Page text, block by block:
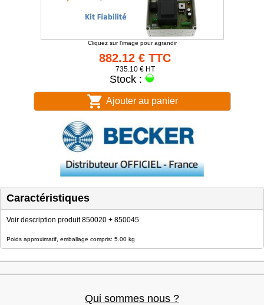
Cliquez sur l'image pour agrandir
882.12 € TTC
735.10 € HT
Stock :
Ajouter au panier
Caractéristiques
Voir description produit 850020 + 850045
Poids approximatif, emballage compris: 5.00 kg
Qui sommes nous ?